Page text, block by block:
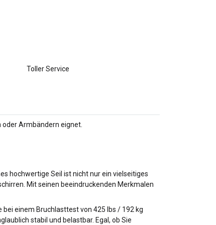
Toller Service
oder Armbändern eignet.
hochwertige Seil ist nicht nur ein vielseitiges
Mit seinen beeindruckenden Merkmalen
einem Bruchlasttest von 425 lbs / 192 kg
stabil und belastbar. Egal, ob Sie